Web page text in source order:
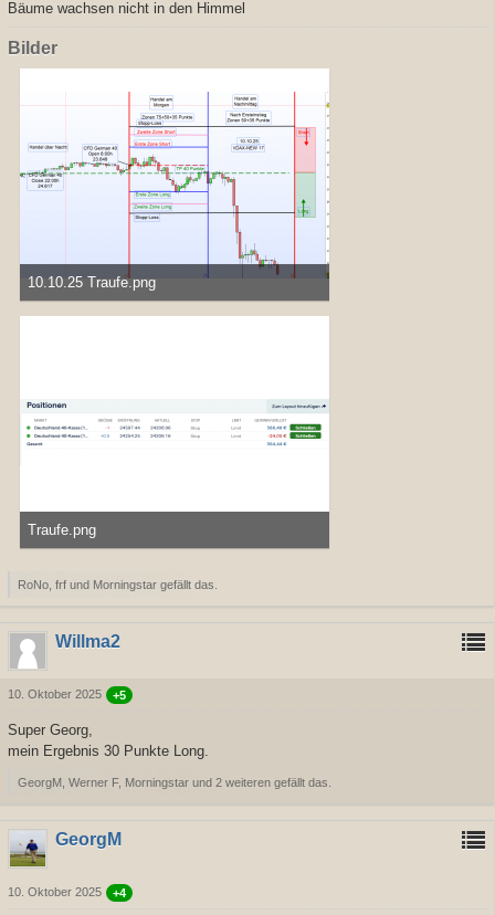
Bäume wachsen nicht in den Himmel
Bilder
10.10.25 Traufe.png
54,32 kB, 1.406×849, 316 mal angesehen
Traufe.png
22,21 kB, 1.134×245, 375 mal angesehen
RoNo, frf und Morningstar gefällt das.
Willma2
10. Oktober 2025 +5
Super Georg,
mein Ergebnis 30 Punkte Long.
GeorgM, Werner F, Morningstar und 2 weiteren gefällt das.
GeorgM
10. Oktober 2025 +4